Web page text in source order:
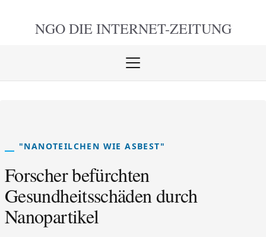
NGO DIE INTERNET-ZEITUNG
Menü
"NANOTEILCHEN WIE ASBEST"
Forscher befürchten
Gesundheitsschäden durch
Nanopartikel